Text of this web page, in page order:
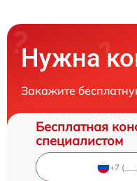
Нужна
Закажите
Бесплатная
специалистом